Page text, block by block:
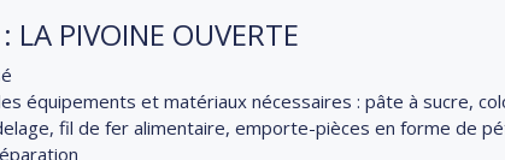
LA PIVOINE OUVERTE
équipements et matériaux nécessaires : pâte à sucre,
fil de fer alimentaire, emporte-pièces en forme de